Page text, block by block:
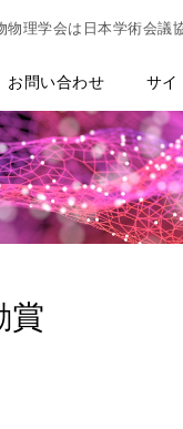
物理学会は日本学術会議
お問い合わせ サイ
賞